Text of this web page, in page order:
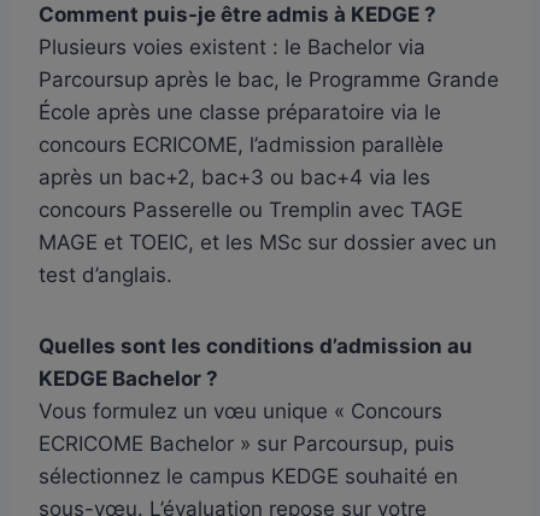
Comment puis-je être admis à KEDGE ?
Plusieurs voies existent : le Bachelor via
Parcoursup après le bac, le Programme Grande
École après une classe préparatoire via le
concours ECRICOME, l’admission parallèle
après un bac+2, bac+3 ou bac+4 via les
concours Passerelle ou Tremplin avec TAGE
MAGE et TOEIC, et les MSc sur dossier avec un
test d’anglais.
Quelles sont les conditions d’admission au
KEDGE Bachelor ?
Vous formulez un vœu unique « Concours
ECRICOME Bachelor » sur Parcoursup, puis
sélectionnez le campus KEDGE souhaité en
sous-vœu. L’évaluation repose sur votre